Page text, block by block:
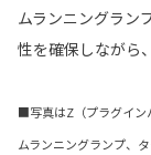
ムランニングラン
性を確保しながら
■写真はZ（プラグイ
ムランニングランプ、